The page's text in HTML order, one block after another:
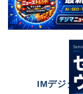
IMデジタ